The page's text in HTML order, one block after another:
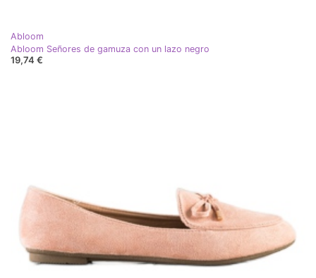
Abloom
Abloom Señores de gamuza con un lazo negro
19,74 €